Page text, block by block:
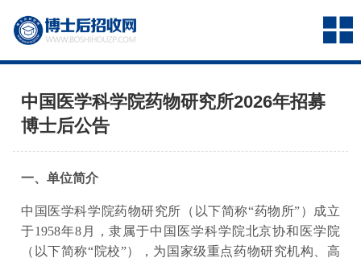
中国医学科学院药物研究所2026年招募
博士后公告
一、单位简介
中国医学科学院药物研究所（以下简称“药物所”）成立
于1958年8月，隶属于中国医学科学院北京协和医学院
（以下简称“院校”），为国家级重点药物研究机构、高